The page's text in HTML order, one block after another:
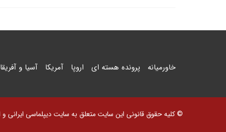
خاورمیانه پرونده هسته ای اروپا آمریکا آسیا و آفریقا
© کلیه حقوق قانونی این سایت متعلق به سایت دیپلماسی ایرانی و